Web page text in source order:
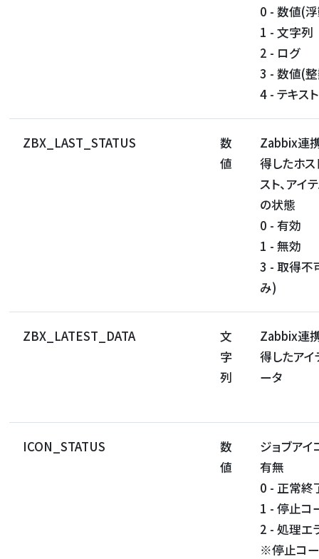
0 - 数値(
1 - 文字列
2 - ログ
3 - 数値(
4 - テキスト
ZBX_LAST_STATUS
数
値
Zabbix連
得したホス
スト、アイ
の状態
0 - 有効
1 - 無効
3 - 取得不
み)
ZBX_LATEST_DATA
文
字
列
Zabbix連
得したア
ータ
ICON_STATUS
数
値
ジョブア
有無
0 - 正常終
1 - 停止コ
2 - 処理エ
※停止コ